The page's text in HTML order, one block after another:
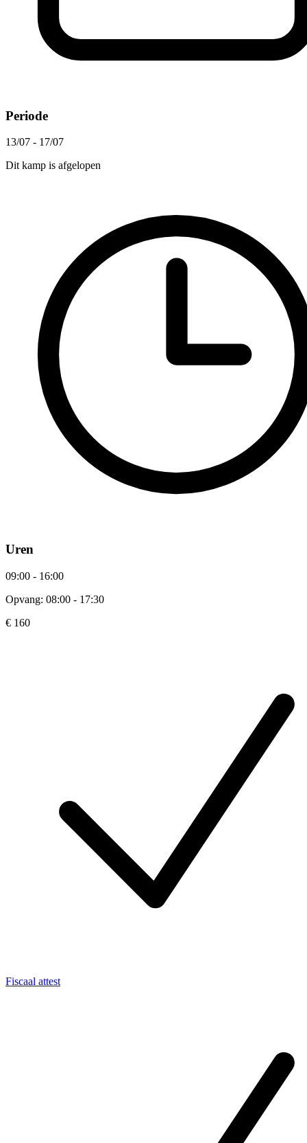
Periode
13/07 - 17/07
Dit kamp is afgelopen
Uren
09:00 - 16:00
Opvang: 08:00 - 17:30
€ 160
Fiscaal attest